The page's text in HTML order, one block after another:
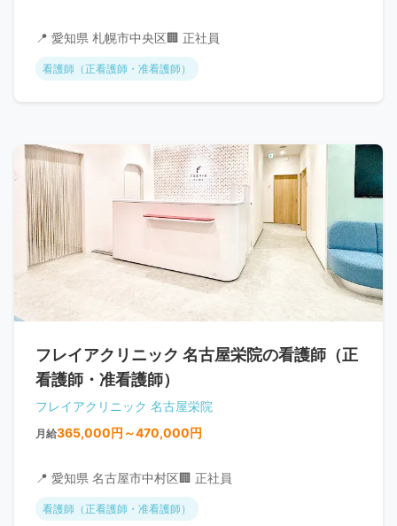
📍 愛知県 札幌市中央区🏢 正社員
看護師（正看護師・准看護師）
フレイアクリニック 名古屋栄院の看護師（正
看護師・准看護師）
フレイアクリニック 名古屋栄院
月給365,000円～470,000円
📍 愛知県 名古屋市中村区🏢 正社員
看護師（正看護師・准看護師）